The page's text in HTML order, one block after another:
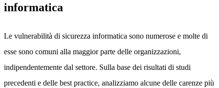
informatica
Le vulnerabilità di sicurezza informatica sono numerose e molte di
esse sono comuni alla maggior parte delle organizzazioni,
indipendentemente dal settore. Sulla base dei risultati di studi
precedenti e delle best practice, analizziamo alcune delle carenze più